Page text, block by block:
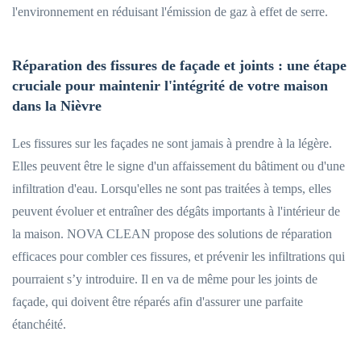
l'environnement en réduisant l'émission de gaz à effet de serre.
Réparation des fissures de façade et joints : une étape
cruciale pour maintenir l'intégrité de votre maison
dans la Nièvre
Les fissures sur les façades ne sont jamais à prendre à la légère.
Elles peuvent être le signe d'un affaissement du bâtiment ou d'une
infiltration d'eau. Lorsqu'elles ne sont pas traitées à temps, elles
peuvent évoluer et entraîner des dégâts importants à l'intérieur de
la maison. NOVA CLEAN propose des solutions de réparation
efficaces pour combler ces fissures, et prévenir les infiltrations qui
pourraient s’y introduire. Il en va de même pour les joints de
façade, qui doivent être réparés afin d'assurer une parfaite
étanchéité.